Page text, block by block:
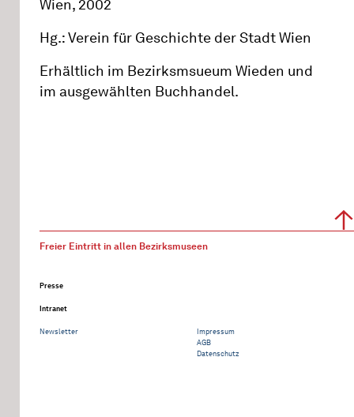
Wien, 2002
Hg.: Verein für Geschichte der Stadt Wien
Erhältlich im Bezirksmsueum Wieden und
im ausgewählten Buchhandel.
Freier Eintritt in allen Bezirksmuseen
Presse
Intranet
Newsletter
Impressum
AGB
Datenschutz